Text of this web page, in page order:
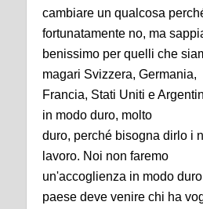
cambiare un qualcosa
fortunatamente no, ma
benissimo per quelli che
magari Svizzera, Germania,
Francia, Stati Uniti e
in modo duro, molto
duro, perché bisogna dirlo i
lavoro. Noi non faremo
un'accoglienza in modo
paese deve venire chi ha